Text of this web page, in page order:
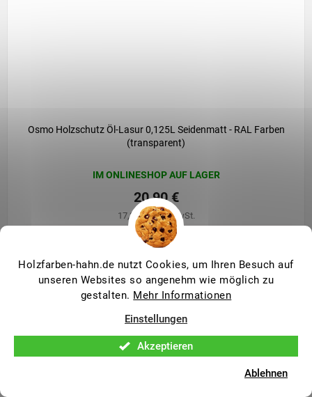
Holzfarben-hahn.de nutzt Cookies, um Ihren Besuch auf
unseren Websites so angenehm wie möglich zu
gestalten. Mehr Informationen
Einstellungen
Ablehnen
Akzeptieren
Osmo Holzschutz Öl-Lasur 0,125L Seidenmatt - RAL Farben
(transparent)
IM ONLINESHOP AUF LAGER
17,30 € ohne MwSt.
20,90 €
Detail
dünnschichtige Öllasur für Holzflächen im Außenbereich mit
langer Lebensdauer ACHTUNG – DIES IST KEINE DECKENDE